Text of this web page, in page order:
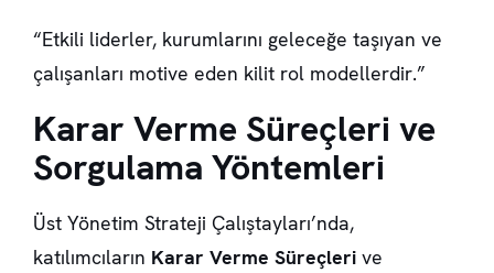
“Etkili liderler, kurumlarını geleceğe taşıyan ve
çalışanları motive eden kilit rol modellerdir.”
Karar Verme Süreçleri ve
Sorgulama Yöntemleri
Üst Yönetim Strateji Çalıştayları’nda,
katılımcıların Karar Verme Süreçleri ve